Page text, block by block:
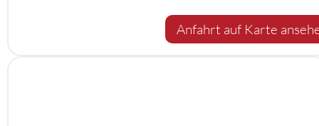
Anfahrt auf Karte